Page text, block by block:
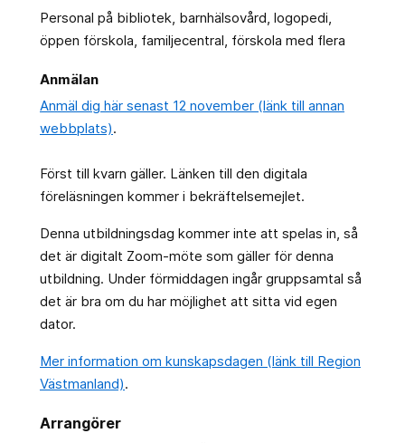
Personal på bibliotek, barnhälsovård, logopedi,
öppen förskola, familjecentral, förskola med flera
Anmälan
Anmäl dig här senast 12 november (länk till annan
webbplats).
Först till kvarn gäller. Länken till den digitala
föreläsningen kommer i bekräftelsemejlet.
Denna utbildningsdag kommer inte att spelas in, så
det är digitalt Zoom-möte som gäller för denna
utbildning. Under förmiddagen ingår gruppsamtal så
det är bra om du har möjlighet att sitta vid egen
dator.
Mer information om kunskapsdagen (länk till Region
Västmanland).
Arrangörer